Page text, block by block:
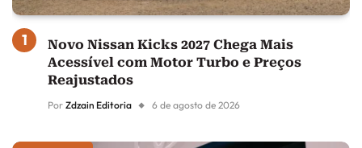
Novo Nissan Kicks 2027 Chega Mais
Acessível com Motor Turbo e Preços
Reajustados
Por Zdzain Editoria 6 de agosto de 2026